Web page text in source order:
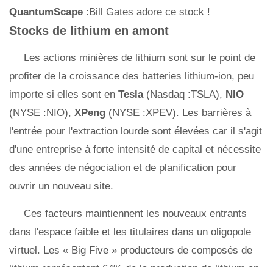
QuantumScape :Bill Gates adore ce stock !
Stocks de lithium en amont
Les actions minières de lithium sont sur le point de
profiter de la croissance des batteries lithium-ion, peu
importe si elles sont en Tesla (Nasdaq :TSLA), NIO
(NYSE :NIO), XPeng (NYSE :XPEV). Les barrières à
l'entrée pour l'extraction lourde sont élevées car il s'agit
d'une entreprise à forte intensité de capital et nécessite
des années de négociation et de planification pour
ouvrir un nouveau site.
Ces facteurs maintiennent les nouveaux entrants
dans l'espace faible et les titulaires dans un oligopole
virtuel. Les « Big Five » producteurs de composés de